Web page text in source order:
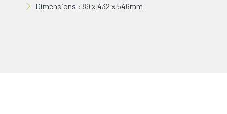
Dimensions : 89 x 432 x 546mm